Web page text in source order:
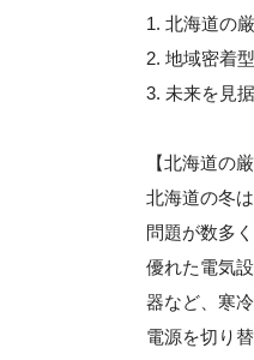
1. 北海道の
2. 地域密着
3. 未来を見
【北海道の
北海道の冬
問題が数多
優れた電気
器など、寒
電源を切り